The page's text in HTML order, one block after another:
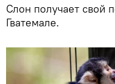
Слон получает свой
Гватемале.